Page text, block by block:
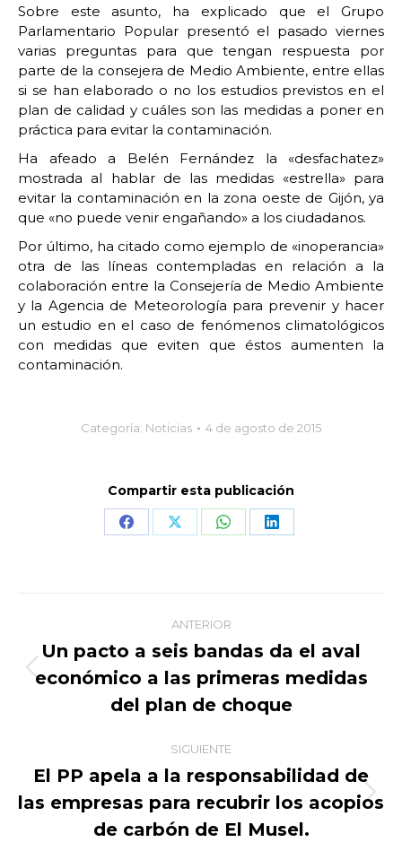
Sobre este asunto, ha explicado que el Grupo
Parlamentario Popular presentó el pasado viernes
varias preguntas para que tengan respuesta por
parte de la consejera de Medio Ambiente, entre ellas
si se han elaborado o no los estudios previstos en el
plan de calidad y cuáles son las medidas a poner en
práctica para evitar la contaminación.
Ha afeado a Belén Fernández la «desfachatez»
mostrada al hablar de las medidas «estrella» para
evitar la contaminación en la zona oeste de Gijón, ya
que «no puede venir engañando» a los ciudadanos.
Por último, ha citado como ejemplo de «inoperancia»
otra de las líneas contempladas en relación a la
colaboración entre la Consejería de Medio Ambiente
y la Agencia de Meteorología para prevenir y hacer
un estudio en el caso de fenómenos climatológicos
con medidas que eviten que éstos aumenten la
contaminación.
Categoría: Noticias 4 de agosto de 2015
Compartir esta publicación
Share Share Share Share
Navegación
entre
publicaciones
ANTERIOR
Publicación
anterior:
Un pacto a seis bandas da el aval
económico a las primeras medidas
del plan de choque
SIGUIENTE
Publicación
siguiente:
El PP apela a la responsabilidad de
las empresas para recubrir los acopios
de carbón de El Musel.